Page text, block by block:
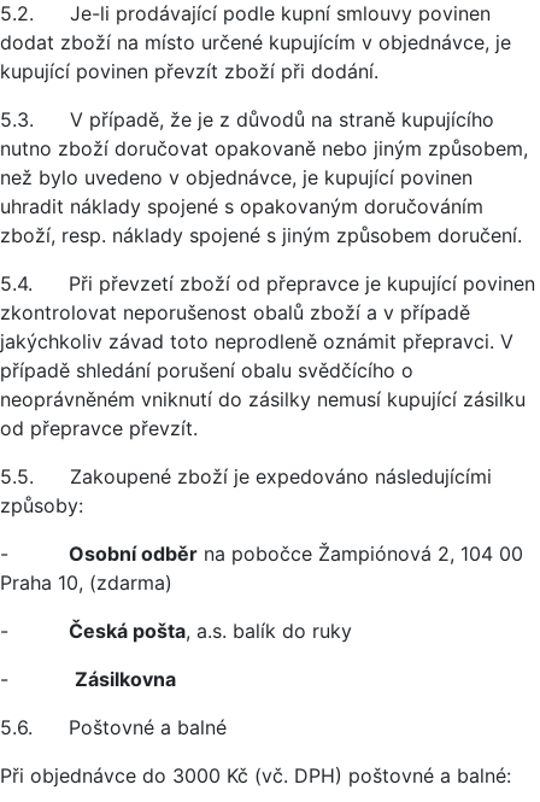
5.2. Je-li prodávající podle kupní smlouvy povinen
dodat zboží na místo určené kupujícím v objednávce, je
kupující povinen převzít zboží při dodání.
5.3. V případě, že je z důvodů na straně kupujícího
nutno zboží doručovat opakovaně nebo jiným způsobem,
než bylo uvedeno v objednávce, je kupující povinen
uhradit náklady spojené s opakovaným doručováním
zboží, resp. náklady spojené s jiným způsobem doručení.
5.4. Při převzetí zboží od přepravce je kupující povinen
zkontrolovat neporušenost obalů zboží a v případě
jakýchkoliv závad toto neprodleně oznámit přepravci. V
případě shledání porušení obalu svědčícího o
neoprávněném vniknutí do zásilky nemusí kupující zásilku
od přepravce převzít.
5.5. Zakoupené zboží je expedováno následujícími
způsoby:
- Osobní odběr na pobočce Žampiónová 2, 104 00
Praha 10, (zdarma)
- Česká pošta, a.s. balík do ruky
- Zásilkovna
5.6. Poštovné a balné
Při objednávce do 3000 Kč (vč. DPH) poštovné a balné: